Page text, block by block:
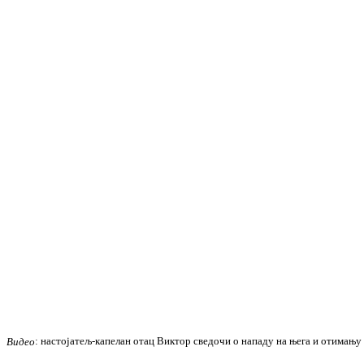
Видео: настојатељ-капелан отац Виктор сведочи о нападу на њега и отимању